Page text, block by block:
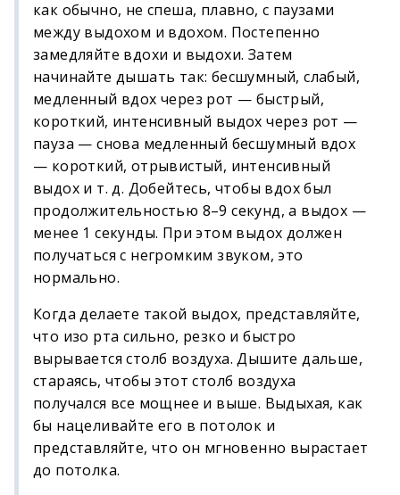
как обычно, не спеша, плавно, с паузами
между выдохом и вдохом. Постепенно
замедляйте вдохи и выдохи. Затем
начинайте дышать так: бесшумный, слабый,
медленный вдох через рот — быстрый,
короткий, интенсивный выдох через рот —
пауза — снова медленный бесшумный вдох
— короткий, отрывистый, интенсивный
выдох и т. д. Добейтесь, чтобы вдох был
продолжительностью 8–9 секунд, а выдох —
менее 1 секунды. При этом выдох должен
получаться с негромким звуком, это
нормально.
Когда делаете такой выдох, представляйте,
что изо рта сильно, резко и быстро
вырывается столб воздуха. Дышите дальше,
стараясь, чтобы этот столб воздуха
получался все мощнее и выше. Выдыхая, как
бы нацеливайте его в потолок и
представляйте, что он мгновенно вырастает
до потолка.